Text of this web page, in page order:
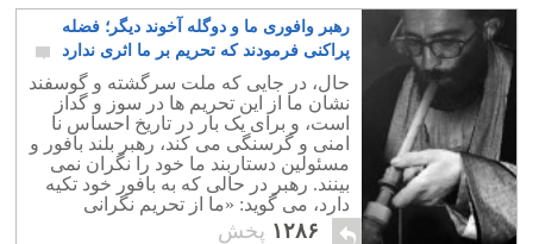
رهبر وافوری ما و دوگله آخوند دیگر؛ فضله
پراکنی فرمودند که تحریم بر ما اثری ندارد
۲۴
حال، در جایی که ملت سرگشته و گوسفند
نشان ما از این تحریم ها در سوز و گداز
است، و برای یک بار در تاریخ احساس نا
امنی و گرسنگی می کند، رهبر بلند بافور و
مسئولین دستاربند ما خود را نگران نمی
بینند. رهبر در حالی که به بافور خود تکیه
دارد، می گوید: «ما از تحریم نگرانی
نداریم.! »
۱۲۸۶ پخش